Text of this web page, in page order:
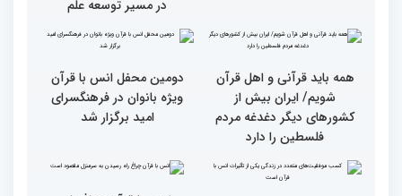
بخش برادران مسابقات
بین‌المللی قرآن کریم
مسابقات قرآن با مساعدت
همه بخش‌های ستاد اجرایی
به خوبی پیش رفته/ اوقاف